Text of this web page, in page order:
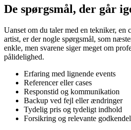
De spørgsmål, der går
Uanset om du taler med en tekniker, en
artist, er der nogle spørgsmål, som
enkle, men svarene siger meget om
pålidelighed.
Erfaring med lignende events
Referencer eller cases
Responstid og kommunikation
Backup ved fejl eller ændringer
Tydelig pris og tydeligt indhold
Forsikring og relevante